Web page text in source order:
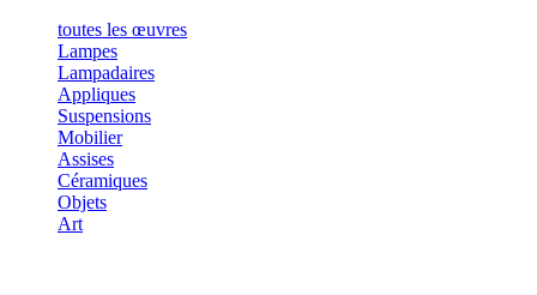
toutes les œuvres
Lampes
Lampadaires
Appliques
Suspensions
Mobilier
Assises
Céramiques
Objets
Art